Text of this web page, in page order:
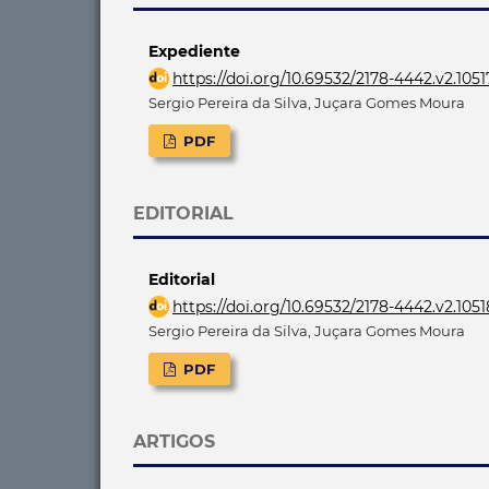
Expediente
https://doi.org/10.69532/2178-
Sergio Pereira da Silva, Juçara Gomes Moura
PDF
EDITORIAL
Editorial
https://doi.org/10.69532/2178-
Sergio Pereira da Silva, Juçara Gomes Moura
PDF
ARTIGOS